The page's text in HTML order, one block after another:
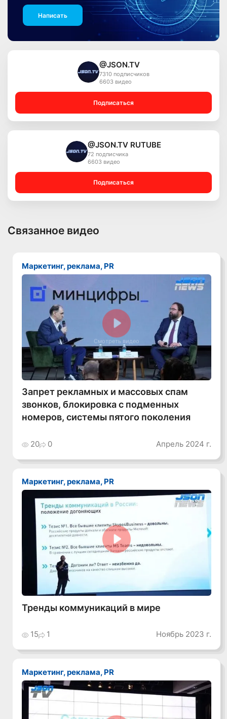
Написать
@JSON.TV
7310 подписчиков
6603 видео
Подписаться
@JSON.TV RUTUBE
72 подписчика
6603 видео
Подписаться
Связанное видео
Маркетинг, реклама, PR
Смотреть видео
Запрет рекламных и массовых спам
звонков, блокировка с подменных
номеров, системы пятого поколения
20 0 Апрель 2024 г.
Маркетинг, реклама, PR
Тренды коммуникаций в мире
15 1 Ноябрь 2023 г.
Маркетинг, реклама, PR